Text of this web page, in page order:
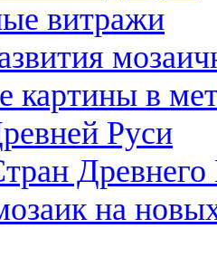
витражи
картины в
Руси
на